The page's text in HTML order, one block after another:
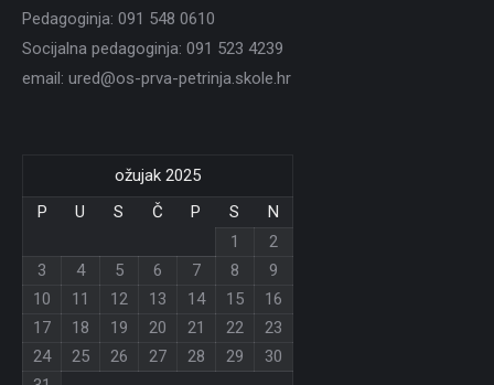
Pedagoginja: 091 548 0610
Socijalna pedagoginja: 091 523 4239
email: ured@os-prva-petrinja.skole.hr
ožujak 2025
P
U S Č P S
N
1
2
3
4 5 6 7 8
9
10
11 12 13 14 15
16
17
18 19 20 21 22
23
24
25 26 27 28 29
30